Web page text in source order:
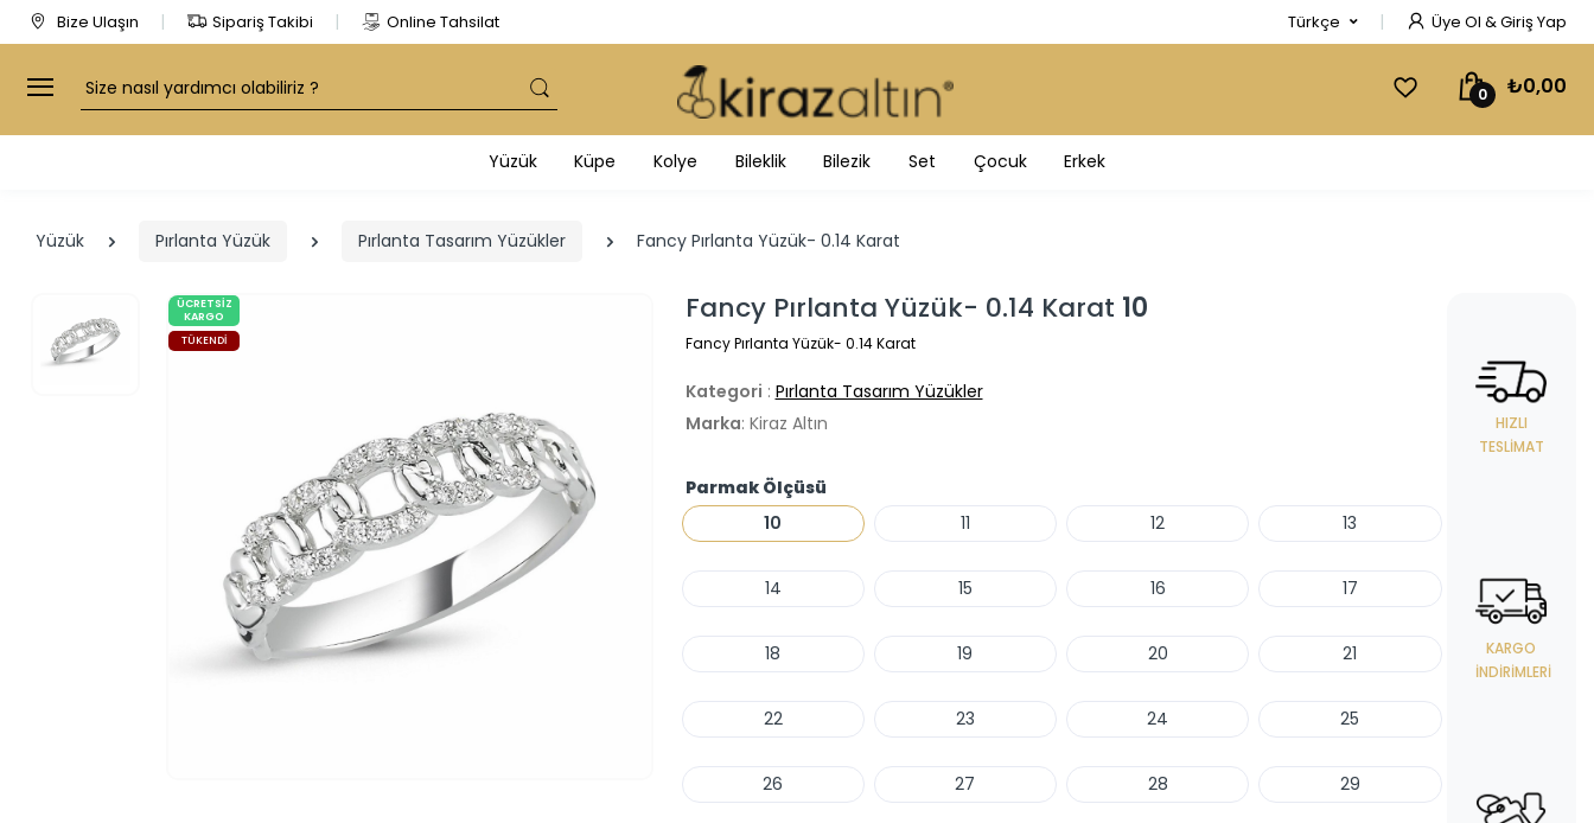
Bize Ulaşın Sipariş Takibi Online Tahsilat Türkçe Üye Ol & Giriş Yap
Arama
0 ₺0,00
Yüzük Küpe Kolye Bileklik Bilezik Set Çocuk Erkek
Yüzük Pırlanta Yüzük Pırlanta Tasarım Yüzükler Fancy Pırlanta Yüzük- 0.14 Karat
ÜCRETSIZ
KARGO
TÜKENDI
Fancy Pırlanta Yüzük- 0.14 Karat 10
Fancy Pırlanta Yüzük- 0.14 Karat
Kategori : Pırlanta Tasarım Yüzükler
Marka: Kiraz Altın
Parmak Ölçüsü
10
11 12 13
14 15 16 17
18 19 20 21
22 23 24 25
26 27 28 29
HIZLI
TESLIMAT
KARGO
İNDIRIMLERI